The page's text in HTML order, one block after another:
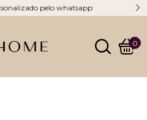
pelo whatsapp
0